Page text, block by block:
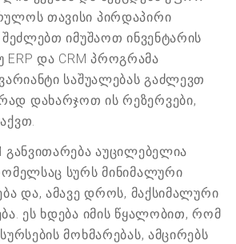
თავისი პირდაპირი
შეძლებთ იმუშაოთ ინვენტარის
და CRM პროგრამა
საშუალებას გაძლევთ
დახარჯოთ ის რეზერვები,
განვითარება აუცილებელია
სურს მინიმალური
და, ამავე დროს, მაქსიმალური
ეს ხდება იმის წყალობით, რომ
მოხმარებას, ამცირებს